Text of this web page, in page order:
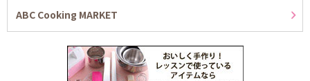
ABC Cooking MARKET